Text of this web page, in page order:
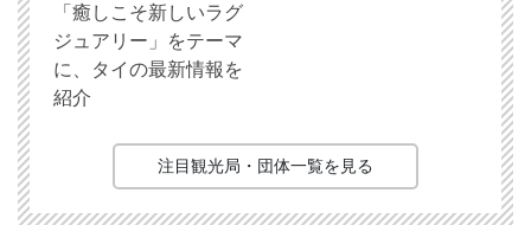
「癒しこそ新しいラグ
ジュアリー」をテーマ
に、タイの最新情報を
紹介
注目観光局・団体一覧を見る